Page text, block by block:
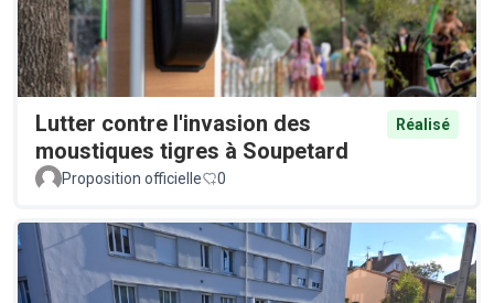
Lutter contre l'invasion des
moustiques tigres à Soupetard
Réalisé
Proposition officielle 0